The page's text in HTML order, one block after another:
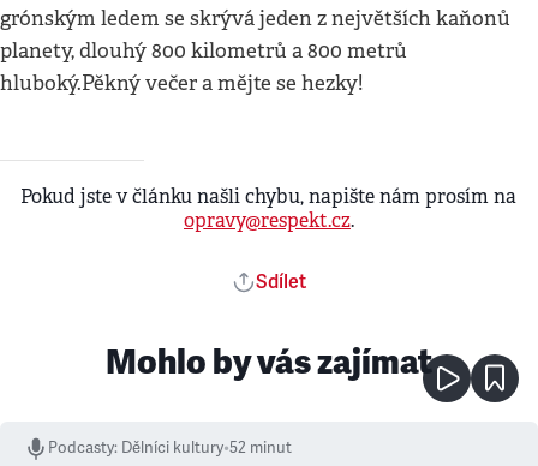
grónským ledem se skrývá jeden z největších kaňonů
planety, dlouhý 800 kilometrů a 800 metrů
hluboký.Pěkný večer a mějte se hezky!
Pokud jste v článku našli chybu, napište nám prosím na
opravy@respekt.cz.
Sdílet
Mohlo by vás zajímat
Podcasty: Dělníci kultury•52 minut